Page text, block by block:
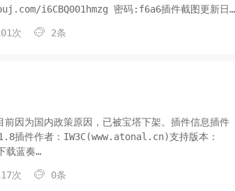
i6CBQ001hmzg 密码:f6a6插件截图更新日
次  2条
因为国内政策原因，已被宝塔下架。插件信息插件
插件作者：IW3C(www.atonal.cn)支持版本：
载蓝奏
次  0条